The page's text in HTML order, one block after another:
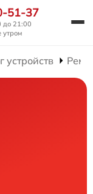
51-37
до 21:00
утром
устройств